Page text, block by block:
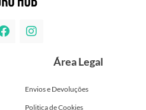
Área Legal
Envios e Devoluções
Politica de Cookies